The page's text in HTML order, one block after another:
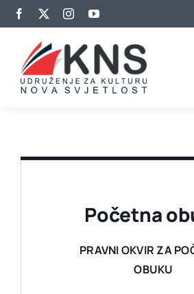
Skip
to
content
Kalendar aktivnosti
Članovi KNS-a
Biblioteka
Početna
PRAVNI OKVIR ZA
OBUKU